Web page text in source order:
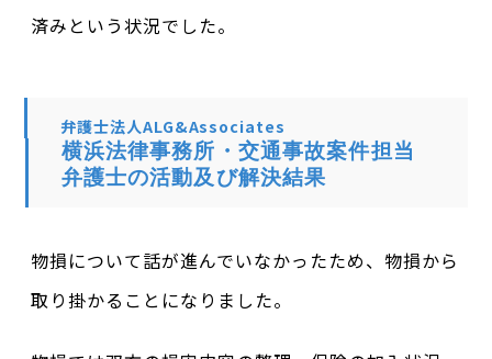
済みという状況でした。
弁護士法人ALG&Associates
横浜法律事務所・交通事故案件担当
弁護士の活動及び解決結果
物損について話が進んでいなかったため、物損から
取り掛かることになりました。